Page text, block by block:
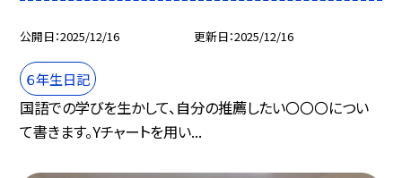
公開日 2025/12/16 更新日 2025/12/16
６年生日記
国語での学びを生かして、自分の推薦したい〇〇〇につい
て書きます。Yチャートを用い...